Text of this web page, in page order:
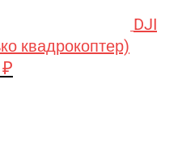
DJI
квадрокоптер)
₽